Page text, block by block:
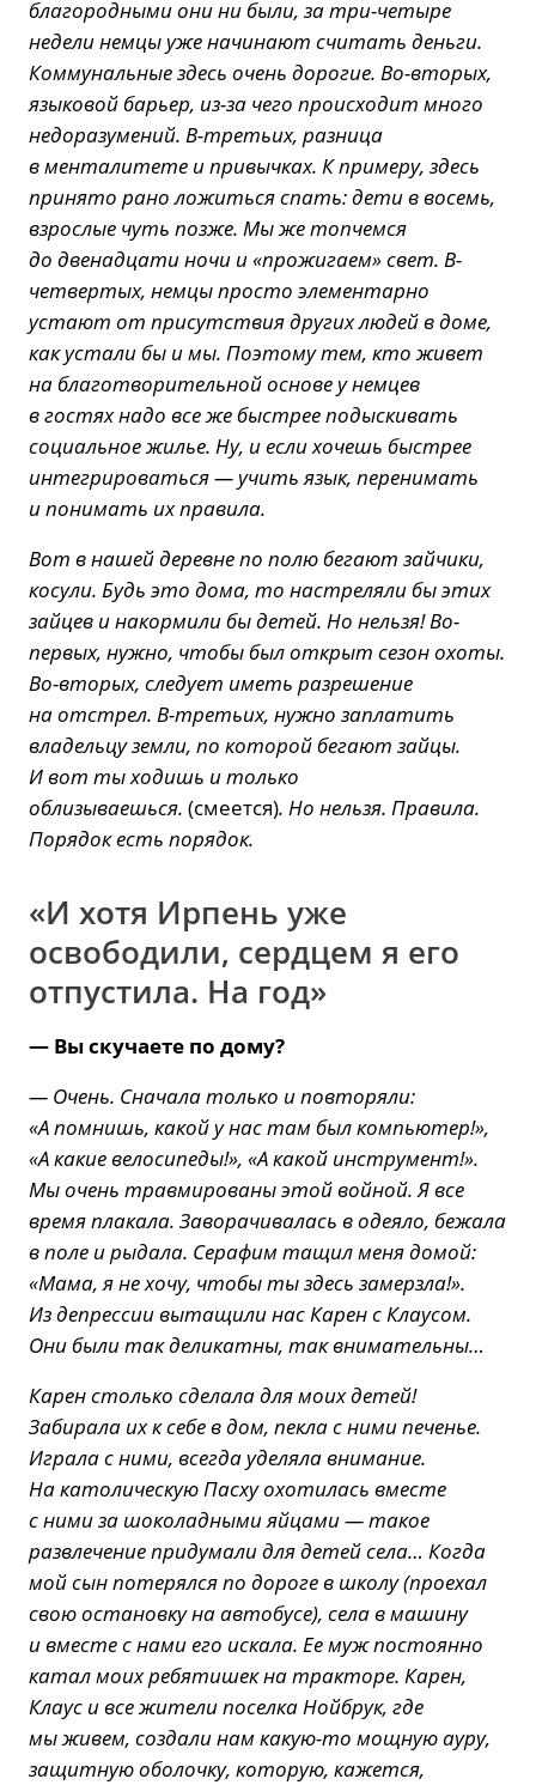
благородными они ни были, за три-четыре
недели немцы уже начинают считать деньги.
Коммунальные здесь очень дорогие. Во-вторых,
языковой барьер, из-за чего происходит много
недоразумений. В-третьих, разница
в менталитете и привычках. К примеру, здесь
принято рано ложиться спать: дети в восемь,
взрослые чуть позже. Мы же топчемся
до двенадцати ночи и «прожигаем» свет. В-
четвертых, немцы просто элементарно
устают от присутствия других людей в доме,
как устали бы и мы. Поэтому тем, кто живет
на благотворительной основе у немцев
в гостях надо все же быстрее подыскивать
социальное жилье. Ну, и если хочешь быстрее
интегрироваться — учить язык, перенимать
и понимать их правила.
Вот в нашей деревне по полю бегают зайчики,
косули. Будь это дома, то настреляли бы этих
зайцев и накормили бы детей. Но нельзя! Во-
первых, нужно, чтобы был открыт сезон охоты.
Во-вторых, следует иметь разрешение
на отстрел. В-третьих, нужно заплатить
владельцу земли, по которой бегают зайцы.
И вот ты ходишь и только
облизываешься. (смеется). Но нельзя. Правила.
Порядок есть порядок.
«И хотя Ирпень уже
освободили, сердцем я его
отпустила. На год»
— Вы скучаете по дому?
— Очень. Сначала только и повторяли:
«А помнишь, какой у нас там был компьютер!»,
«А какие велосипеды!», «А какой инструмент!».
Мы очень травмированы этой войной. Я все
время плакала. Заворачивалась в одеяло, бежала
в поле и рыдала. Серафим тащил меня домой:
«Мама, я не хочу, чтобы ты здесь замерзла!».
Из депрессии вытащили нас Карен с Клаусом.
Они были так деликатны, так внимательны…
Карен столько сделала для моих детей!
Забирала их к себе в дом, пекла с ними печенье.
Играла с ними, всегда уделяла внимание.
На католическую Пасху охотилась вместе
с ними за шоколадными яйцами — такое
развлечение придумали для детей села… Когда
мой сын потерялся по дороге в школу (проехал
свою остановку на автобусе), села в машину
и вместе с нами его искала. Ее муж постоянно
катал моих ребятишек на тракторе. Карен,
Клаус и все жители поселка Нойбрук, где
мы живем, создали нам какую-то мощную ауру,
защитную оболочку, которую, кажется,